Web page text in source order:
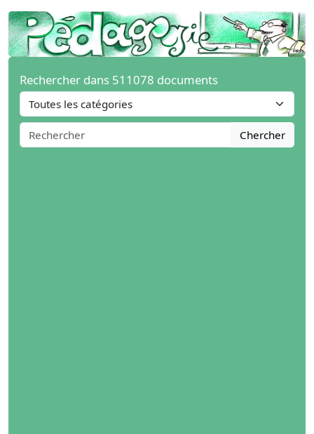
Rechercher dans 511078 documents
Chercher